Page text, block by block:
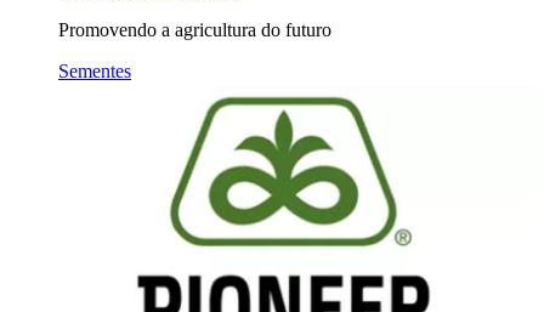
Promovendo a agricultura do futuro
Sementes